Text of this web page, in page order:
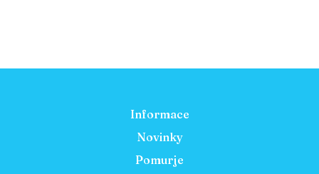
Informace
Novinky
Pomurje